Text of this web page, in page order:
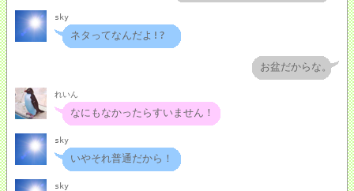
sky
ネタってなんだよ!?
お盆だからな。
れいん
なにもなかったらすいません！
sky
いやそれ普通だから！
sky